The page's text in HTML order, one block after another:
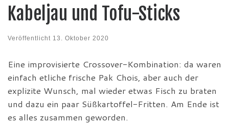
Kabeljau und Tofu-Sticks
Veröffentlicht 13. Oktober 2020
Eine improvisierte Crossover-Kombination: da waren
einfach etliche frische Pak Chois, aber auch der
explizite Wunsch, mal wieder etwas Fisch zu braten
und dazu ein paar Süßkartoffel-Fritten. Am Ende ist
es alles zusammen geworden.